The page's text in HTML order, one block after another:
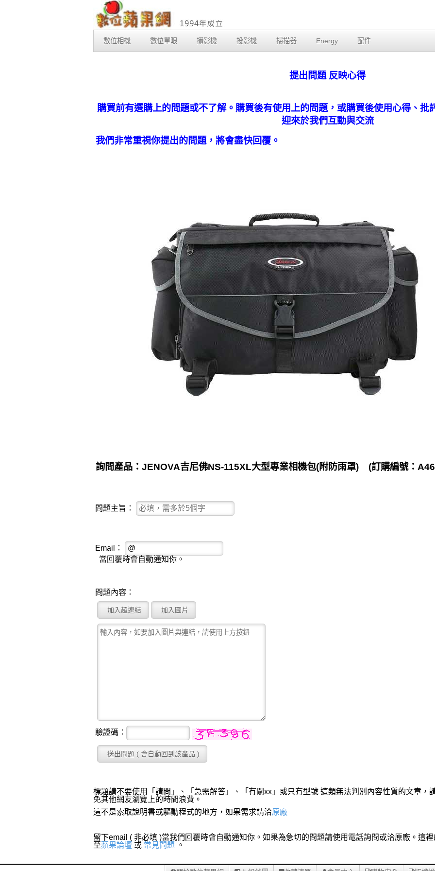
數位相機 數位單眼 攝影機 投影機 掃描器 Energy 配件
提出問題 反映心得
購買前有選購上的問題或不了解。購買後有使用上的問題，或購買後使用心得、批
迎來於我們互動與交流
我們非常重視你提出的問題，將會盡快回覆。
詢問產品：JENOVA吉尼佛NS-115XL大型專業相機包(附防雨罩) (訂購編號：
問題主旨：
Email：
當回覆時會自動通知你。
問題內容：
驗證碼：
標題請不要使用「請問」、「急需解答」、「有關xx」或只有型號 這類無法判別內容性質的文章，
免其他網友瀏覽上的時間浪費。
這不是索取說明書或驅動程式的地方，如果需求請洽原廠
留下email ( 非必填 )當我們回覆時會自動通知你。如果為急切的問題請使用電話詢問或洽原廠。這
至蘋果論壇 或 常見問題 。